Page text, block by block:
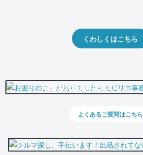
くわしくはこちら
0800-500-5500
よくあるご質問はこちら